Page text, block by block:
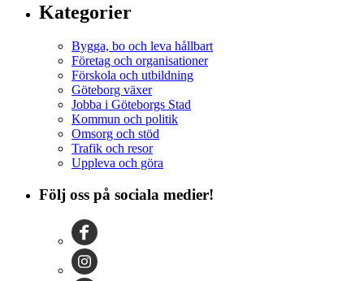
Kategorier
Bygga, bo och leva hållbart
Företag och organisationer
Förskola och utbildning
Göteborg växer
Jobba i Göteborgs Stad
Kommun och politik
Omsorg och stöd
Trafik och resor
Uppleva och göra
Följ oss på sociala medier!